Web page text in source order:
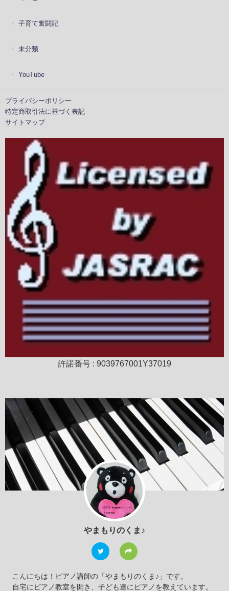
子育て奮闘記
未分類
YouTube
プライバシーポリシー
特定商取引法に基づく表記
サイトマップ
許諾番号 : 9039767001Y37019
やまもりのくま♪
こんにちは！ピアノ講師の「やまもりのくま♪」です。
自宅にピアノ教室を開き、子ども達にピアノを教えています。